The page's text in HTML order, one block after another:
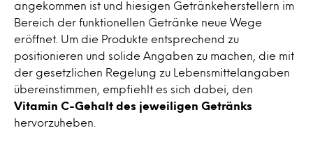
angekommen ist und hiesigen Getränkeherstellern im
Bereich der funktionellen Getränke neue Wege
eröffnet. Um die Produkte entsprechend zu
positionieren und solide Angaben zu machen, die mit
der gesetzlichen Regelung zu Lebensmittelangaben
übereinstimmen, empfiehlt es sich dabei, den
Vitamin C-Gehalt des jeweiligen Getränks
hervorzuheben.